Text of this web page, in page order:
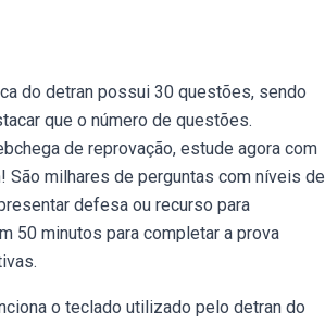
do detran possui 30 questões, sendo
que o número de questões.
de reprovação, estude agora com
São milhares de perguntas com níveis de
defesa ou recurso para
50 minutos para completar a prova
o teclado utilizado pelo detran do